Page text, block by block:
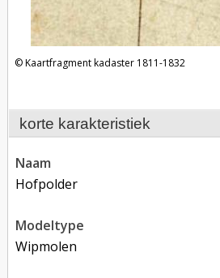
korte karakteristiek
naam
Hofpolder
modeltype
Wipmolen
Kaartfragment kadaster 1811-1832